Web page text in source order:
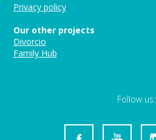
Privacy policy
Our other projects
Divorcio
Family Hub
Follow us: